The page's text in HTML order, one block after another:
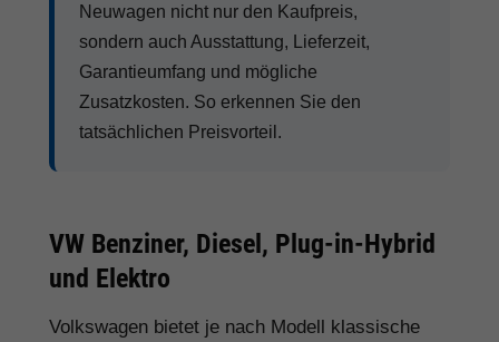
Neuwagen nicht nur den Kaufpreis,
sondern auch Ausstattung, Lieferzeit,
Garantieumfang und mögliche
Zusatzkosten. So erkennen Sie den
tatsächlichen Preisvorteil.
VW Benziner, Diesel, Plug-in-Hybrid
und Elektro
Volkswagen bietet je nach Modell klassische